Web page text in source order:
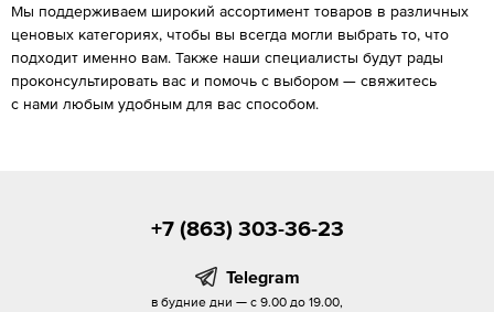
Мы поддерживаем широкий ассортимент товаров в различных
ценовых категориях, чтобы вы всегда могли выбрать то, что
подходит именно вам. Также наши специалисты будут рады
проконсультировать вас и помочь с выбором — свяжитесь
с нами любым удобным для вас способом.
+7 (863) 303-36-23
Telegram
в будние дни — с 9.00 до 19.00,